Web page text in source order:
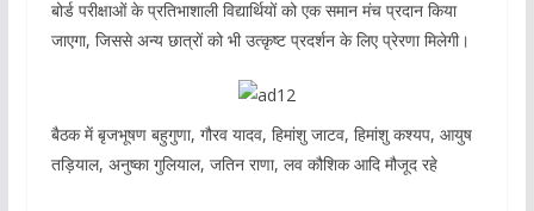
बोर्ड परीक्षाओं के प्रतिभाशाली विद्यार्थियों को एक समान मंच प्रदान किया
जाएगा, जिससे अन्य छात्रों को भी उत्कृष्ट प्रदर्शन के लिए प्रेरणा मिलेगी।
बैठक में बृजभूषण बहुगुणा, गौरव यादव, हिमांशु जाटव, हिमांशु कश्यप, आयुष
तड़ियाल, अनुष्का गुलियाल, जतिन राणा, लव कौशिक आदि मौजूद रहे